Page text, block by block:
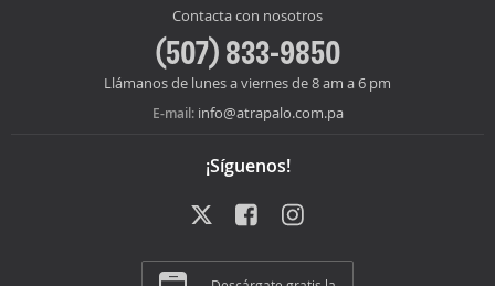
Contacta con nosotros
(507) 833-9850
Llámanos de lunes a viernes de 8 am a 6 pm
E-mail: info@atrapalo.com.pa
¡Síguenos!